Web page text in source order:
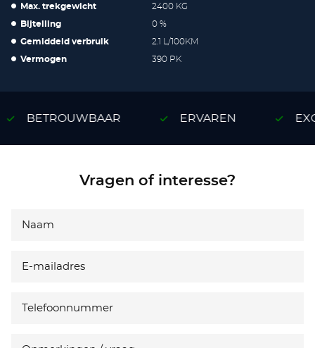
Max. trekgewicht 2400 KG
Bijtelling 0 %
Gemiddeld verbruik 2.1 L/100KM
Vermogen 390 PK
BETROUWBAAR ERVAREN
Vragen of interesse?